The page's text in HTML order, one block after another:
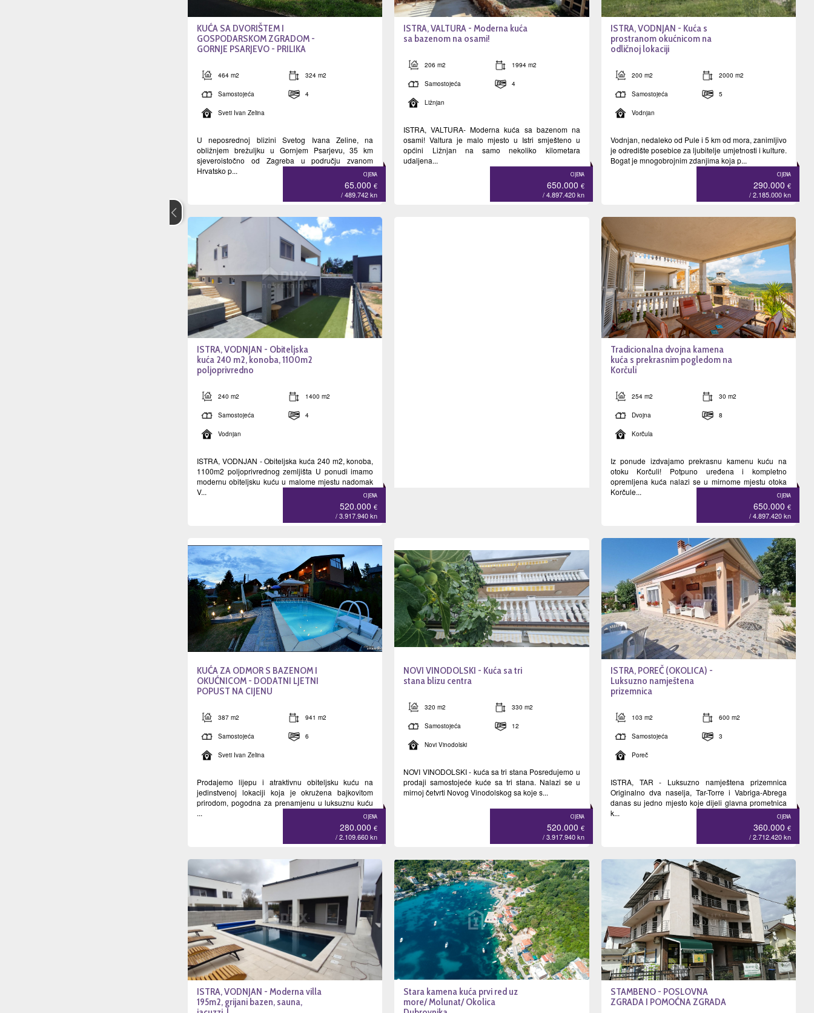
KUĆA SA DVORIŠTEM I
GOSPODARSKOM ZGRADOM -
GORNJE PSARJEVO - PRILIKA
464 m2 324 m2
Samostojeća 4
Sveti Ivan Zelina
U neposrednoj blizini Svetog Ivana Zeline, na
obližnjem brežuljku u Gornjem Psarjevu, 35 km
sjeveroistočno od Zagreba u području zvanom
Hrvatsko p...
CIJENA
65.000€
/ 489.742kn
ISTRA, VALTURA - Moderna kuća
sa bazenom na osami!
206 m2 1994 m2
Samostojeća 4
Ližnjan
ISTRA, VALTURA- Moderna kuća sa bazenom na
osami! Valtura je malo mjesto u Istri smješteno u
općini Ližnjan na samo nekoliko kilometara
udaljena...
CIJENA
650.000 €
/ 4.897.420kn
ISTRA, VODNJAN - Kuća s
prostranom okućnicom na
odličnoj lokaciji
200 m2 2000 m2
Samostojeća 5
Vodnjan
Vodnjan, nedaleko od Pule i 5 km od mora, zanimljivo
je odredište posebice za ljubitelje umjetnosti i kulture.
Bogat je mnogobrojnim zdanjima koja p...
CIJENA
290.000 €
/ 2.185.000kn
ISTRA, VODNJAN - Obiteljska
kuća 240 m2, konoba, 1100m2
poljoprivredno
240 m2 1400 m2
Samostojeća 4
Vodnjan
ISTRA, VODNJAN - Obiteljska kuća 240 m2, konoba,
1100m2 poljoprivrednog zemljišta U ponudi imamo
modernu obiteljsku kuću u malome mjestu nadomak
V...
CIJENA
520.000€
/ 3.917.940kn
Tradicionalna dvojna kamena
kuća s prekrasnim pogledom na
Korčuli
254 m2 30 m2
Dvojna 8
Korčula
Iz ponude izdvajamo prekrasnu kamenu kuću na
otoku Korčuli! Potpuno uređena i kompletno
opremljena kuća nalazi se u mirnome mjestu otoka
Korčule...
CIJENA
650.000 €
/ 4.897.420kn
KUĆA ZA ODMOR S BAZENOM I
OKUĆNICOM - DODATNI LJETNI
POPUST NA CIJENU
387 m2 941 m2
Samostojeća 6
Sveti Ivan Zelina
Prodajemo lijepu i atraktivnu obiteljsku kuću na
jedinstvenoj lokaciji koja je okružena bajkovitom
prirodom, pogodna za prenamjenu u luksuznu kuću
...
CIJENA
280.000€
/ 2.109.660kn
NOVI VINODOLSKI - Kuća sa tri
stana blizu centra
320 m2 330 m2
Samostojeća 12
Novi Vinodolski
NOVI VINODOLSKI - kuća sa tri stana Posredujemo u
prodaji samostojeće kuće sa tri stana. Nalazi se u
mirnoj četvrti Novog Vinodolskog sa koje s...
CIJENA
520.000 €
/ 3.917.940kn
ISTRA, POREČ (OKOLICA) -
Luksuzno namještena
prizemnica
103 m2 600 m2
Samostojeća 3
Poreč
ISTRA, TAR - Luksuzno namještena prizemnica
Originalno dva naselja, Tar-Torre i Vabriga-Abrega
danas su jedno mjesto koje dijeli glavna prometnica
k...
CIJENA
360.000 €
/ 2.712.420kn
ISTRA, VODNJAN - Moderna villa
195m2, grijani bazen, sauna,
Stara kamena kuća prvi red uz
more/ Molunat/ Okolica
STAMBENO - POSLOVNA
ZGRADA I POMOĆNA ZGRADA